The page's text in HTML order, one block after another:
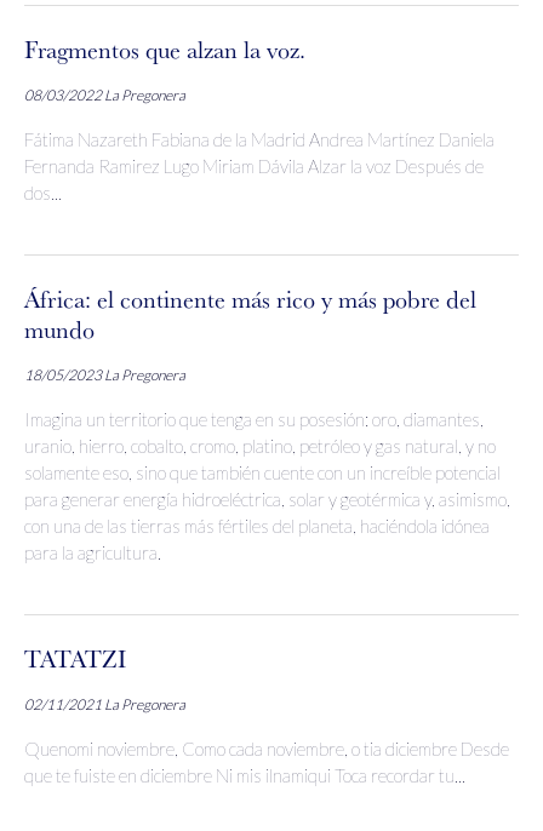
Fragmentos que alzan la voz.
08/03/2022 La Pregonera
Fátima Nazareth Fabiana de la Madrid Andrea Martínez Daniela
Fernanda Ramirez Lugo Miriam Dávila Alzar la voz Después de
dos...
África: el continente más rico y más pobre del
mundo
18/05/2023 La Pregonera
Imagina un territorio que tenga en su posesión: oro, diamantes,
uranio, hierro, cobalto, cromo, platino, petróleo y gas natural, y no
solamente eso, sino que también cuente con un increíble potencial
para generar energía hidroeléctrica, solar y geotérmica y, asimismo,
con una de las tierras más fértiles del planeta, haciéndola idónea
para la agricultura.
TATATZI
02/11/2021 La Pregonera
Quenomi noviembre, Como cada noviembre, o tia diciembre Desde
que te fuiste en diciembre Ni mis ilnamiqui Toca recordar tu...